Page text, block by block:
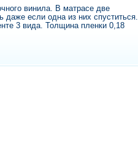
винила. В матрасе две
если одна из них спуститься.
3 вида. Толщина пленки 0,18